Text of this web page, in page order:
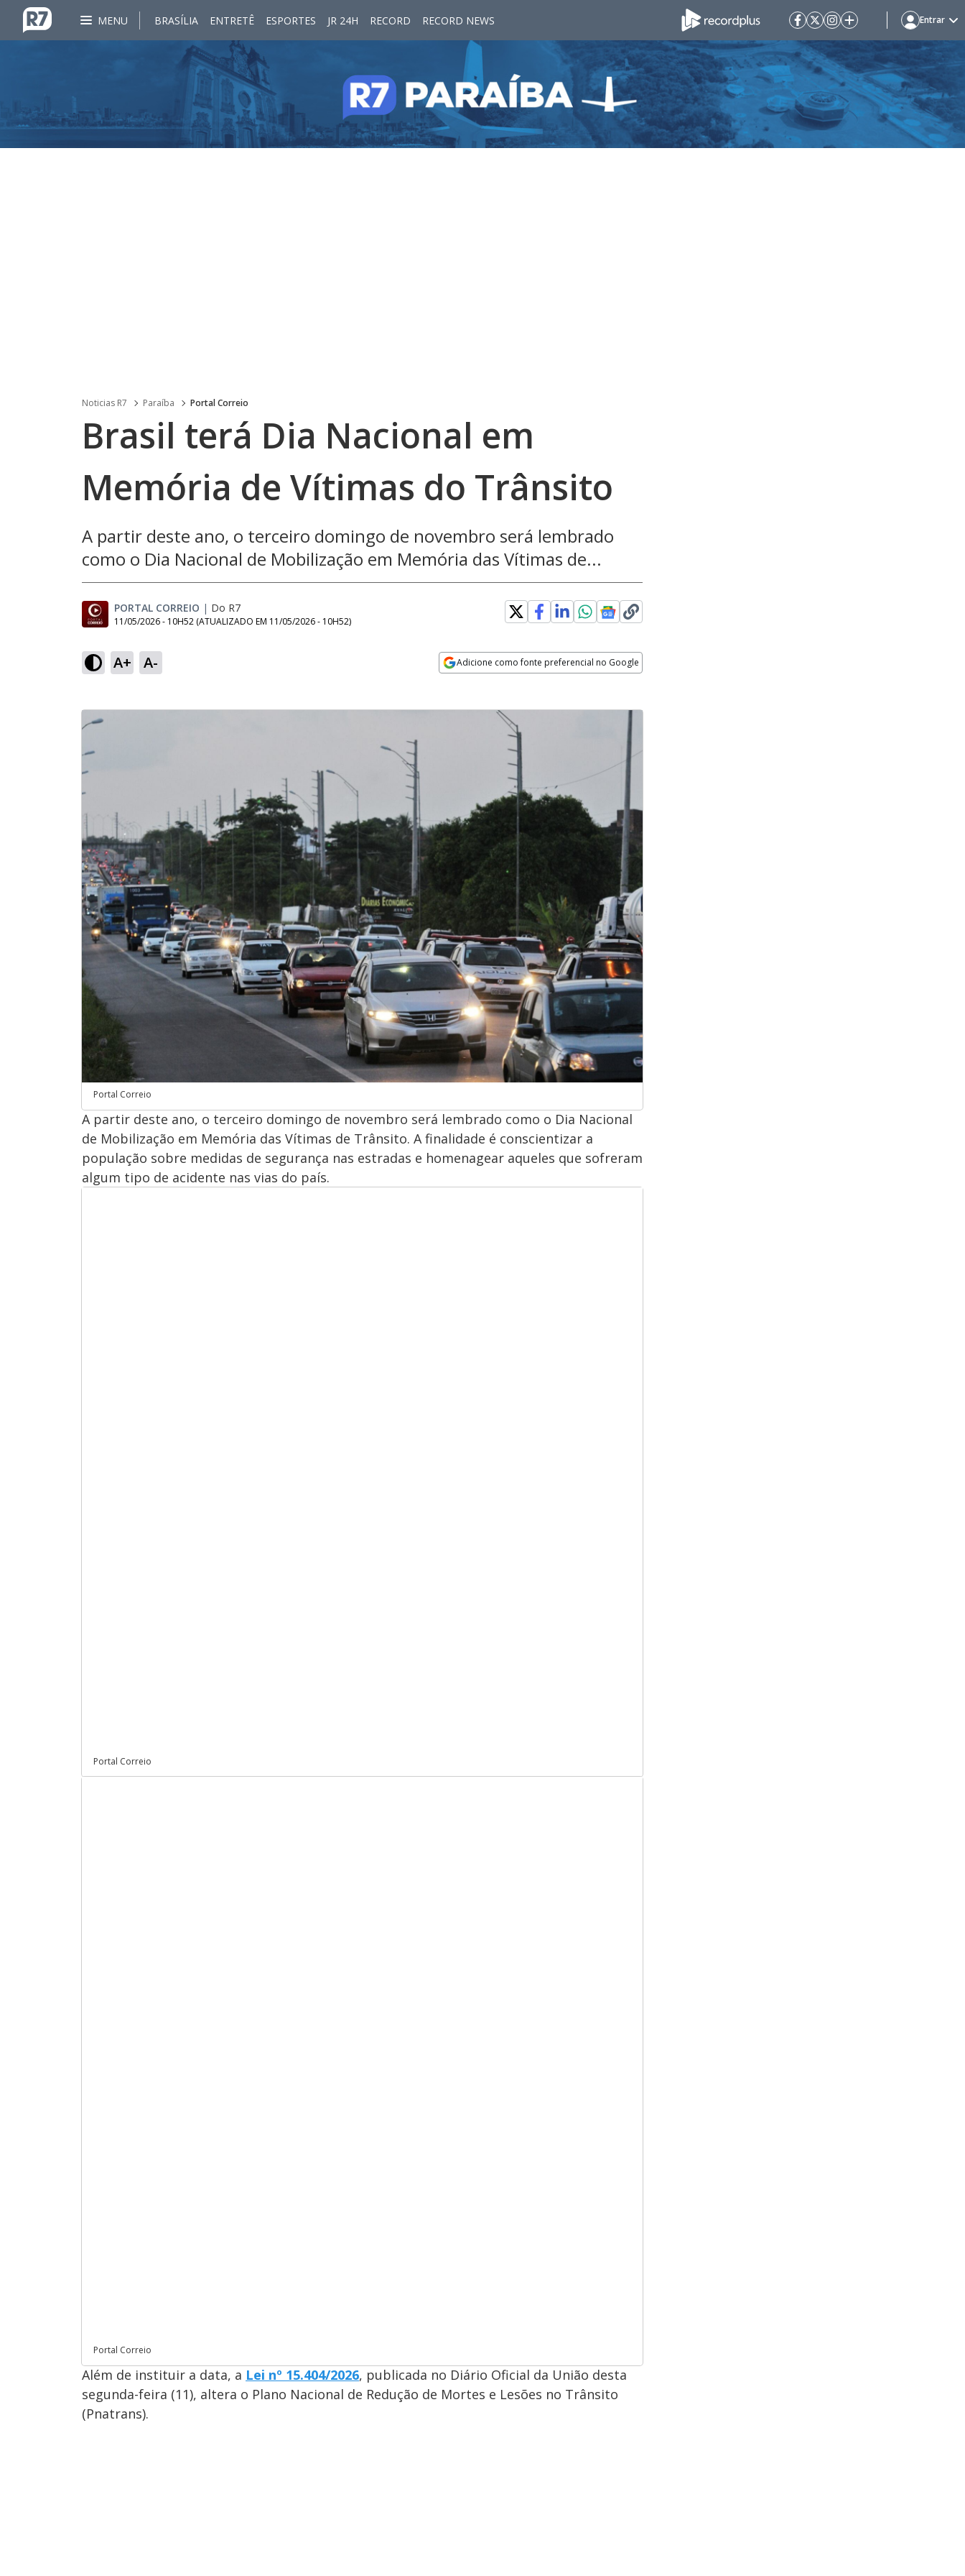
MENU BRASÍLIA ENTRETÊ ESPORTES JR 24H RECORD RECORD NEWS Entrar
Noticias R7 Paraíba Portal Correio
Brasil terá Dia Nacional em
Memória de Vítimas do Trânsito
A partir deste ano, o terceiro domingo de novembro será lembrado
como o Dia Nacional de Mobilização em Memória das Vítimas de...
PORTAL CORREIO | Do R7
11/05/2026 - 10H52 (ATUALIZADO EM 11/05/2026 - 10H52)
A+ A- Adicione como fonte preferencial no Google
Portal Correio
A partir deste ano, o terceiro domingo de novembro será lembrado como o Dia Nacional
de Mobilização em Memória das Vítimas de Trânsito. A finalidade é conscientizar a
população sobre medidas de segurança nas estradas e homenagear aqueles que sofreram
algum tipo de acidente nas vias do país.
Portal Correio
Portal Correio
Além de instituir a data, a Lei nº 15.404/2026, publicada no Diário Oficial da União desta
segunda-feira (11), altera o Plano Nacional de Redução de Mortes e Lesões no Trânsito
(Pnatrans).